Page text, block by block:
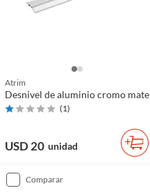
Atrim
Desnivel de aluminio cromo mate
(1)
USD 20 unidad
comparar